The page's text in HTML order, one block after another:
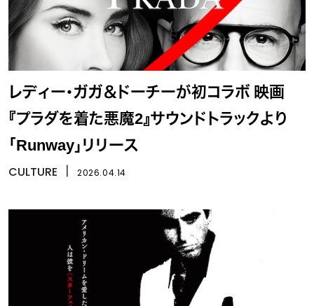
レディー・ガガ＆ドーチーが初コラボ 映画
『プラダを着た悪魔2』サウンドトラックより
「Runway」リリース
CULTURE 2026.04.14